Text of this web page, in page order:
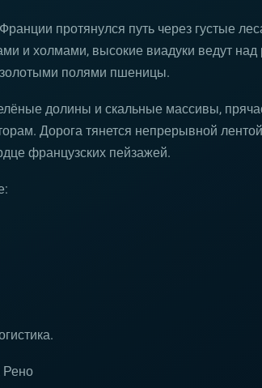
протянулся путь через густые
и холмами, высокие виадуки ведут
полями пшеницы.
долины и скальные массивы,
Дорога тянется непрерывной
французских пейзажей.
Рено